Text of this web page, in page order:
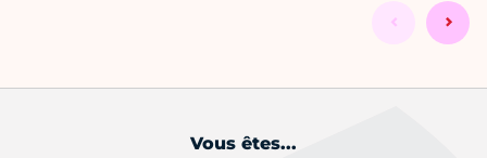
Vous êtes...